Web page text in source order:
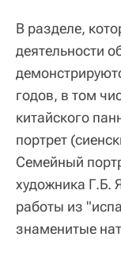
В разделе,
деятельности
годов, в том
китайского
портрет
Семейный
художника Г.Б.
работы из
знаменитые